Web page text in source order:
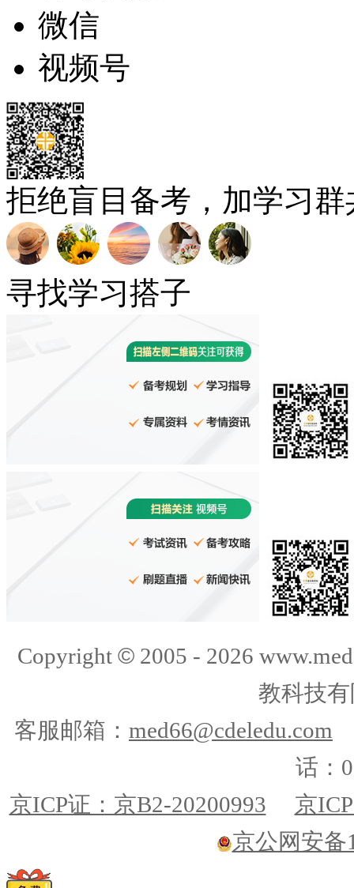
微信
视频号
拒绝盲目备考，加学习
寻找学习搭子
Copyright ©2005 - 2026
教科技
客服邮箱： med66@cdeledu.com
话：
京ICP证：京B2-20200993
京
京公网安备